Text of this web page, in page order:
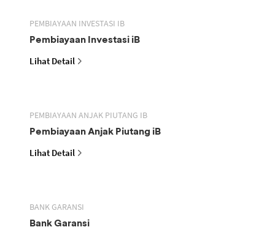
PEMBIAYAAN INVESTASI IB
Pembiayaan Investasi iB
Lihat Detail
PEMBIAYAAN ANJAK PIUTANG IB
Pembiayaan Anjak Piutang iB
Lihat Detail
BANK GARANSI
Bank Garansi